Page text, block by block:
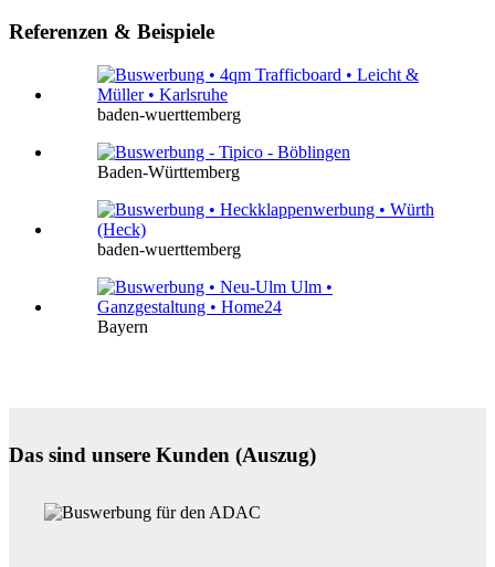
Referenzen & Beispiele
baden-wuerttemberg
Baden-Württemberg
baden-wuerttemberg
Bayern
Das sind unsere Kunden (Auszug)